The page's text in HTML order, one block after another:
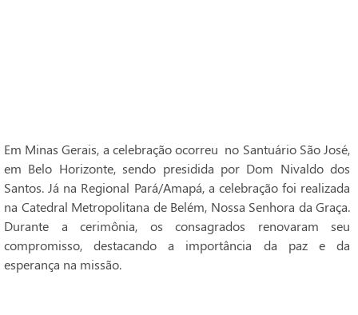
Em Minas Gerais, a celebração ocorreu no Santuário São José,
em Belo Horizonte, sendo presidida por Dom Nivaldo dos
Santos. Já na Regional Pará/Amapá, a celebração foi realizada
na Catedral Metropolitana de Belém, Nossa Senhora da Graça.
Durante a cerimônia, os consagrados renovaram seu
compromisso, destacando a importância da paz e da
esperança na missão.